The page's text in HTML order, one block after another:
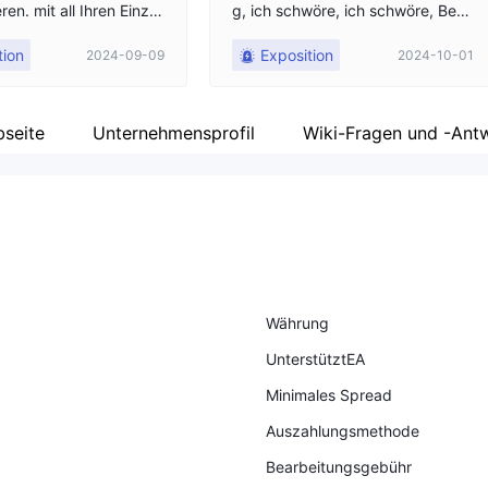
mit all Ihren Einza
2024-09-09
g, ich schwöre, ich schwöre, Betr
ängten Screenshot an, sagen Sie,
ie nur, und wenn sie Gewinn erziel
Exposition 2024-10-01
Unternehmensprofil Wiki-Fragen und -
Währung
UnterstütztEA
Minimales Spread
Auszahlungsmethode
Bearbeitungsgebühr